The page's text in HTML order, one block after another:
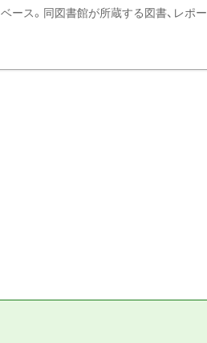
ース。同図書館が所蔵する図書、レポー